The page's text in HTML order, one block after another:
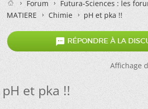
Forum
Futura-Sciences : les
MATIERE
Chimie pH et pka !!
 RÉPONDRE À LA
Affichage
pH et pka !!